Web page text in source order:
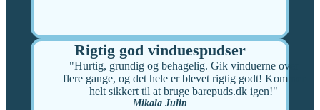
Rigtig god vinduespudser
"Hurtig, grundig og behagelig. Gik vinduerne over
flere gange, og det hele er blevet rigtig godt! Kommer
helt sikkert til at bruge barepuds.dk igen!"
Mikala Julin